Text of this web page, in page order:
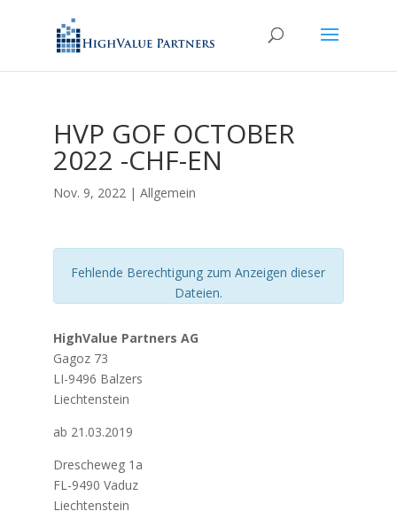
HVP GOF OCTOBER
2022 -CHF-EN
Nov. 9, 2022| Allgemein
Fehlende Berechtigung zum Anzeigen dieser
Dateien.
HighValue Partners AG
Gagoz 73
LI-9496 Balzers
Liechtenstein
ab 21.03.2019
Drescheweg 1a
FL-9490 Vaduz
Liechtenstein